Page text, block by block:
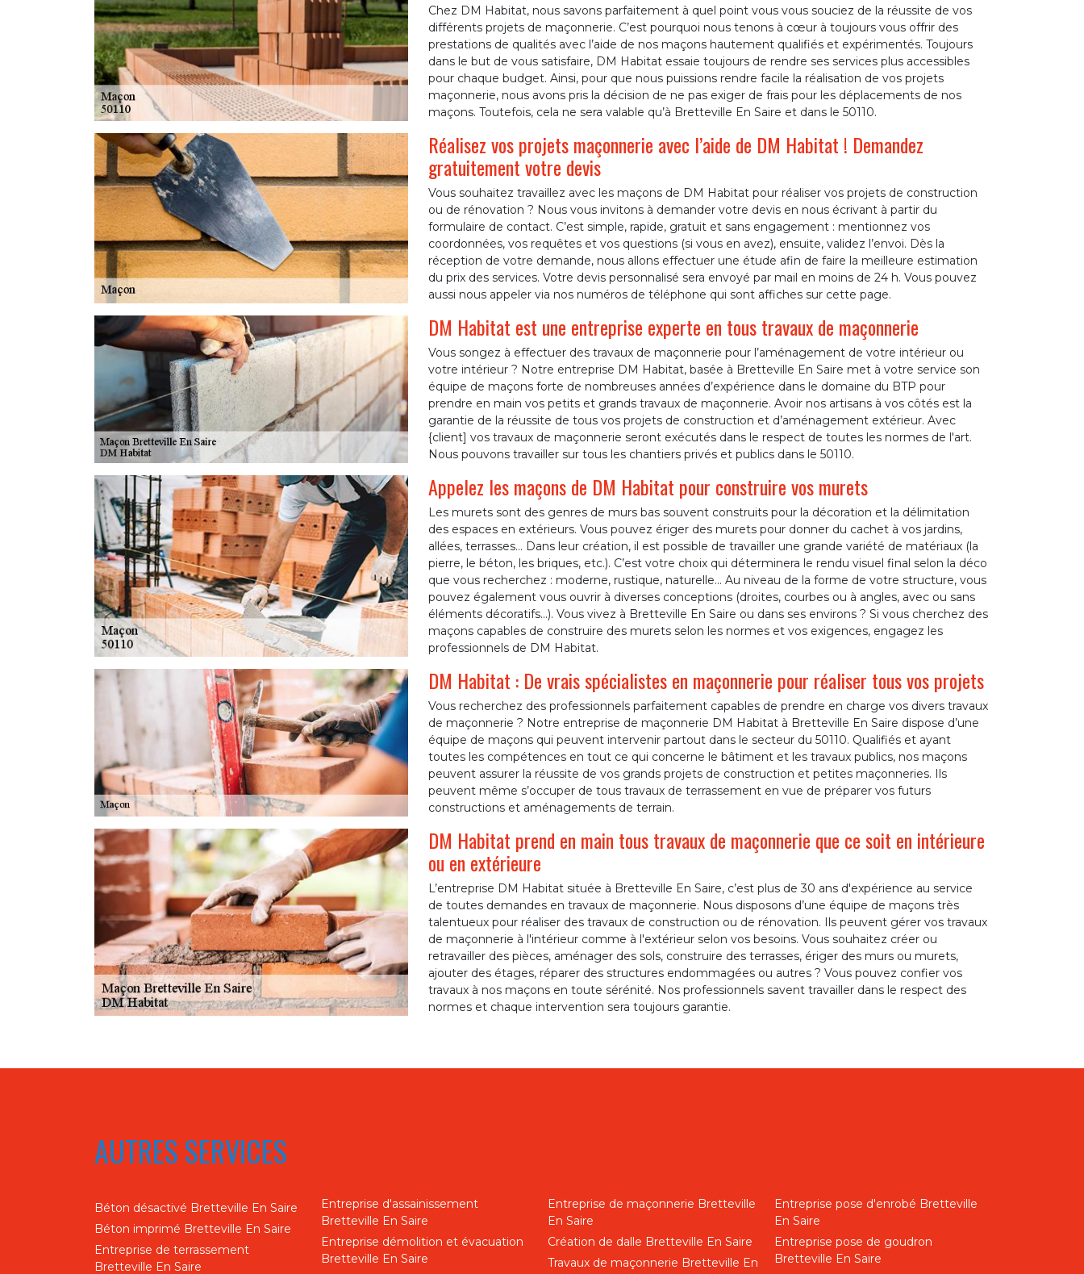
Chez DM Habitat, nous savons parfaitement à quel point vous vous souciez de la réussite de vos
différents projets de maçonnerie. C’est pourquoi nous tenons à cœur à toujours vous offrir des
prestations de qualités avec l’aide de nos maçons hautement qualifiés et expérimentés. Toujours
dans le but de vous satisfaire, DM Habitat essaie toujours de rendre ses services plus accessibles
pour chaque budget. Ainsi, pour que nous puissions rendre facile la réalisation de vos projets
maçonnerie, nous avons pris la décision de ne pas exiger de frais pour les déplacements de nos
maçons. Toutefois, cela ne sera valable qu’à Bretteville En Saire et dans le 50110.
Réalisez vos projets maçonnerie avec l’aide de DM Habitat ! Demandez
gratuitement votre devis
Vous souhaitez travaillez avec les maçons de DM Habitat pour réaliser vos projets de construction
ou de rénovation ? Nous vous invitons à demander votre devis en nous écrivant à partir du
formulaire de contact. C’est simple, rapide, gratuit et sans engagement : mentionnez vos
coordonnées, vos requêtes et vos questions (si vous en avez), ensuite, validez l’envoi. Dès la
réception de votre demande, nous allons effectuer une étude afin de faire la meilleure estimation
du prix des services. Votre devis personnalisé sera envoyé par mail en moins de 24 h. Vous pouvez
aussi nous appeler via nos numéros de téléphone qui sont affiches sur cette page.
DM Habitat est une entreprise experte en tous travaux de maçonnerie
Vous songez à effectuer des travaux de maçonnerie pour l’aménagement de votre intérieur ou
votre intérieur ? Notre entreprise DM Habitat, basée à Bretteville En Saire met à votre service son
équipe de maçons forte de nombreuses années d’expérience dans le domaine du BTP pour
prendre en main vos petits et grands travaux de maçonnerie. Avoir nos artisans à vos côtés est la
garantie de la réussite de tous vos projets de construction et d’aménagement extérieur. Avec
{client] vos travaux de maçonnerie seront exécutés dans le respect de toutes les normes de l'art.
Nous pouvons travailler sur tous les chantiers privés et publics dans le 50110.
Appelez les maçons de DM Habitat pour construire vos murets
Les murets sont des genres de murs bas souvent construits pour la décoration et la délimitation
des espaces en extérieurs. Vous pouvez ériger des murets pour donner du cachet à vos jardins,
allées, terrasses… Dans leur création, il est possible de travailler une grande variété de matériaux (la
pierre, le béton, les briques, etc.). C’est votre choix qui déterminera le rendu visuel final selon la déco
que vous recherchez : moderne, rustique, naturelle… Au niveau de la forme de votre structure, vous
pouvez également vous ouvrir à diverses conceptions (droites, courbes ou à angles, avec ou sans
éléments décoratifs…). Vous vivez à Bretteville En Saire ou dans ses environs ? Si vous cherchez des
maçons capables de construire des murets selon les normes et vos exigences, engagez les
professionnels de DM Habitat.
DM Habitat : De vrais spécialistes en maçonnerie pour réaliser tous vos projets
Vous recherchez des professionnels parfaitement capables de prendre en charge vos divers travaux
de maçonnerie ? Notre entreprise de maçonnerie DM Habitat à Bretteville En Saire dispose d’une
équipe de maçons qui peuvent intervenir partout dans le secteur du 50110. Qualifiés et ayant
toutes les compétences en tout ce qui concerne le bâtiment et les travaux publics, nos maçons
peuvent assurer la réussite de vos grands projets de construction et petites maçonneries. Ils
peuvent même s’occuper de tous travaux de terrassement en vue de préparer vos futurs
constructions et aménagements de terrain.
DM Habitat prend en main tous travaux de maçonnerie que ce soit en intérieure
ou en extérieure
L’entreprise DM Habitat située à Bretteville En Saire, c’est plus de 30 ans d'expérience au service
de toutes demandes en travaux de maçonnerie. Nous disposons d’une équipe de maçons très
talentueux pour réaliser des travaux de construction ou de rénovation. Ils peuvent gérer vos travaux
de maçonnerie à l'intérieur comme à l'extérieur selon vos besoins. Vous souhaitez créer ou
retravailler des pièces, aménager des sols, construire des terrasses, ériger des murs ou murets,
ajouter des étages, réparer des structures endommagées ou autres ? Vous pouvez confier vos
travaux à nos maçons en toute sérénité. Nos professionnels savent travailler dans le respect des
normes et chaque intervention sera toujours garantie.
AUTRES SERVICES
Béton désactivé Bretteville En Saire
Béton imprimé Bretteville En Saire
Entreprise de terrassement
Bretteville En Saire
Entreprise d'assainissement
Bretteville En Saire
Entreprise démolition et évacuation
Bretteville En Saire
Entreprise de maçonnerie Bretteville
En Saire
Création de dalle Bretteville En Saire
Travaux de maçonnerie Bretteville En
Entreprise pose d'enrobé Bretteville
En Saire
Entreprise pose de goudron
Bretteville En Saire